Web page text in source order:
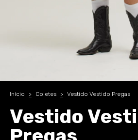
Início > Coletes > Vestido Vestido Pregas
Vestido